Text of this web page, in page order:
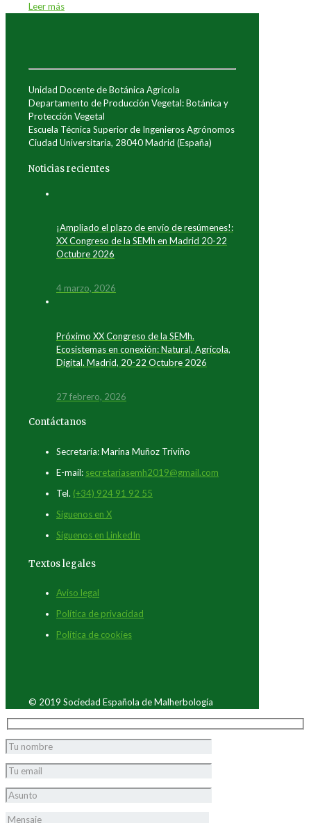
Leer más
Unidad Docente de Botánica Agrícola
Departamento de Producción Vegetal: Botánica y
Protección Vegetal
Escuela Técnica Superior de Ingenieros Agrónomos
Ciudad Universitaria, 28040 Madrid (España)
Noticias recientes
¡Ampliado el plazo de envío de resúmenes!:
XX Congreso de la SEMh en Madrid 20-22
Octubre 2026
4 marzo, 2026
Próximo XX Congreso de la SEMh.
Ecosistemas en conexión: Natural, Agrícola,
Digital. Madrid, 20-22 Octubre 2026
27 febrero, 2026
Contáctanos
Secretaría: Marina Muñoz Triviño
E-mail: secretariasemh2019@gmail.com
Tel. (+34) 924 91 92 55
Síguenos en X
Síguenos en LinkedIn
Textos legales
Aviso legal
Política de privacidad
Política de cookies
© 2019 Sociedad Española de Malherbología